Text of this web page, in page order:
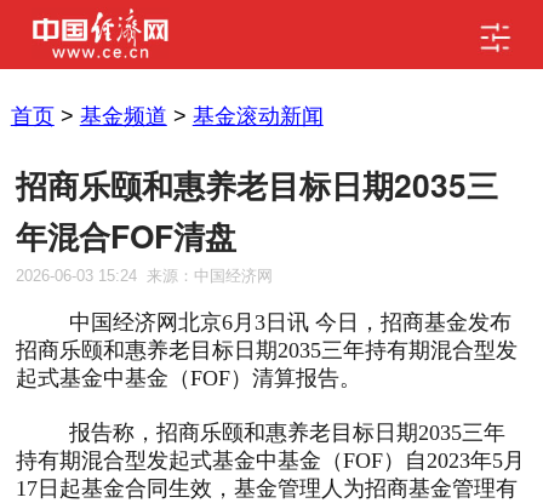
首页> 基金频道 > 基金滚动新闻
招商乐颐和惠养老目标日期2035三
年混合FOF清盘
2026-06-03 15:24 来源：中国经济网
中国经济网北京6月 3日讯 今日，招商基金发布
招商乐颐和惠养老目标日期2035三年持有期混合型发
起式基金中基金（FOF）清算报告。
报告称，招商乐颐和惠养老目标日期2035三年
持有期混合型发起式基金中基金（FOF）自2023年5月
17 日起基金合同生效，基金管理人为招商基金管理有